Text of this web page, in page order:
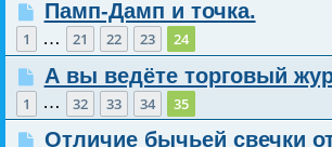
Памп-Дамп и точка.
1 … 21 22 23 24
А вы ведёте торговый
1 … 32 33 34 35
Отличие бычьей свечки